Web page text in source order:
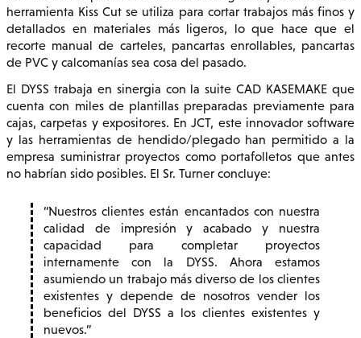
herramienta Kiss Cut se utiliza para cortar trabajos más finos y
detallados en materiales más ligeros, lo que hace que el
recorte manual de carteles, pancartas enrollables, pancartas
de PVC y calcomanías sea cosa del pasado.
El DYSS trabaja en sinergia con la suite CAD KASEMAKE que
cuenta con miles de plantillas preparadas previamente para
cajas, carpetas y expositores. En JCT, este innovador software
y las herramientas de hendido/plegado han permitido a la
empresa suministrar proyectos como portafolletos que antes
no habrían sido posibles. El Sr. Turner concluye:
Nuestros clientes están encantados con nuestra
calidad de impresión y acabado y nuestra
capacidad para completar proyectos
internamente con la DYSS. Ahora estamos
asumiendo un trabajo más diverso de los clientes
existentes y depende de nosotros vender los
beneficios del DYSS a los clientes existentes y
nuevos.